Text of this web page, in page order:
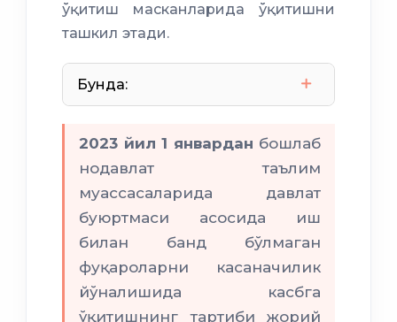
мониторинг
ўқитиш масканларида ўқитишни
ташкил этади.
Бунда:
ҳокими ёрдамчилари
2023 йил 1 январдан бошлаб
нодавлат таълим
муассасаларида давлат
буюртмаси асосида иш
билан банд бўлмаган
фуқароларни касаначилик
йўналишида касбга
ўқитишнинг тартиби жорий